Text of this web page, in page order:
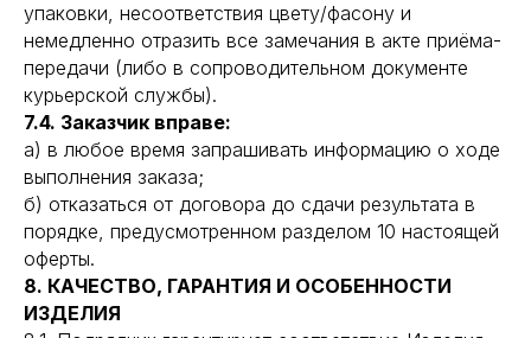
упаковки, несоответствия цвету/фасону и
немедленно отразить все замечания в акте приёма-
передачи (либо в сопроводительном документе
курьерской службы).
7.4. Заказчик вправе:
а) в любое время запрашивать информацию о ходе
выполнения заказа;
б) отказаться от договора до сдачи результата в
порядке, предусмотренном разделом 10 настоящей
оферты.
8. КАЧЕСТВО, ГАРАНТИЯ И ОСОБЕННОСТИ
ИЗДЕЛИЯ